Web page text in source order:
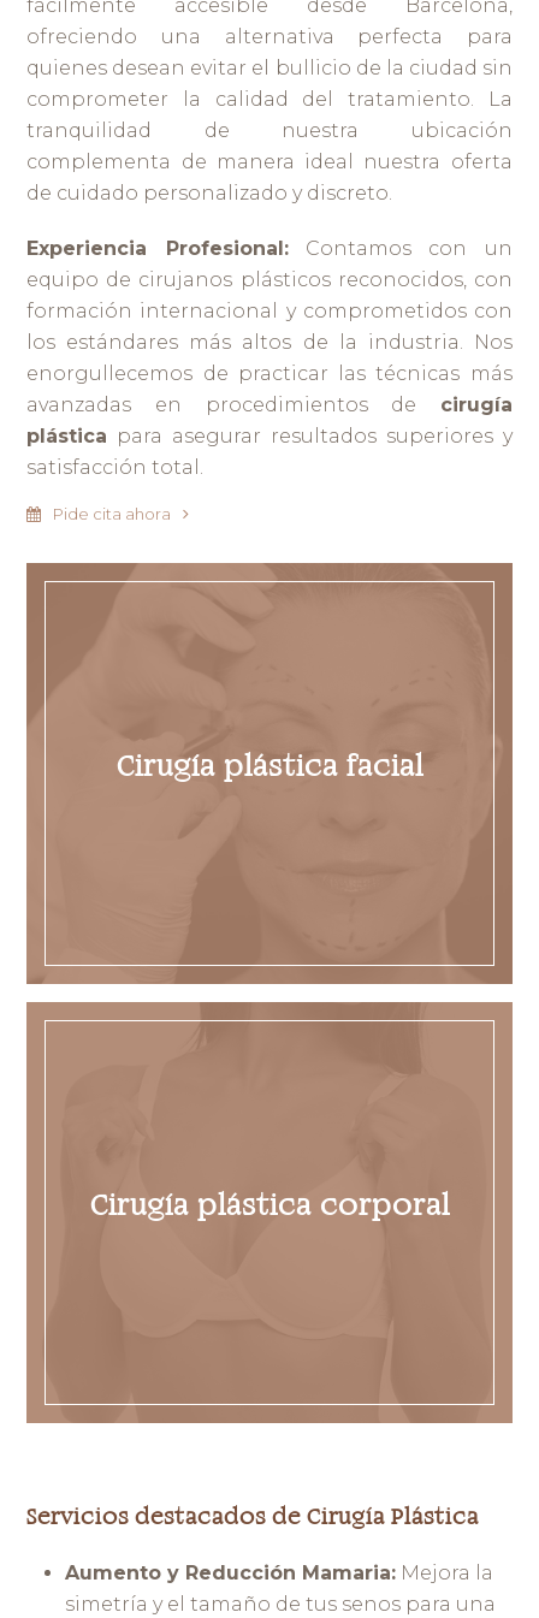
fácilmente accesible desde Barcelona,
ofreciendo una alternativa perfecta para
quienes desean evitar el bullicio de la ciudad sin
comprometer la calidad del tratamiento. La
tranquilidad de nuestra ubicación
complementa de manera ideal nuestra oferta
de cuidado personalizado y discreto.
Experiencia Profesional:Contamos con un
equipo de cirujanos plásticos reconocidos, con
formación internacional y comprometidos con
los estándares más altos de la industria. Nos
enorgullecemos de practicar las técnicas más
avanzadas en procedimientos de cirugía
plástica para asegurar resultados superiores y
satisfacción total.
Pide cita ahora
Cirugía plástica facial
Cirugía plástica corporal
Servicios destacados de Cirugía Plástica
Aumento y Reducción Mamaria: Mejora la
simetría y el tamaño de tus senos para una